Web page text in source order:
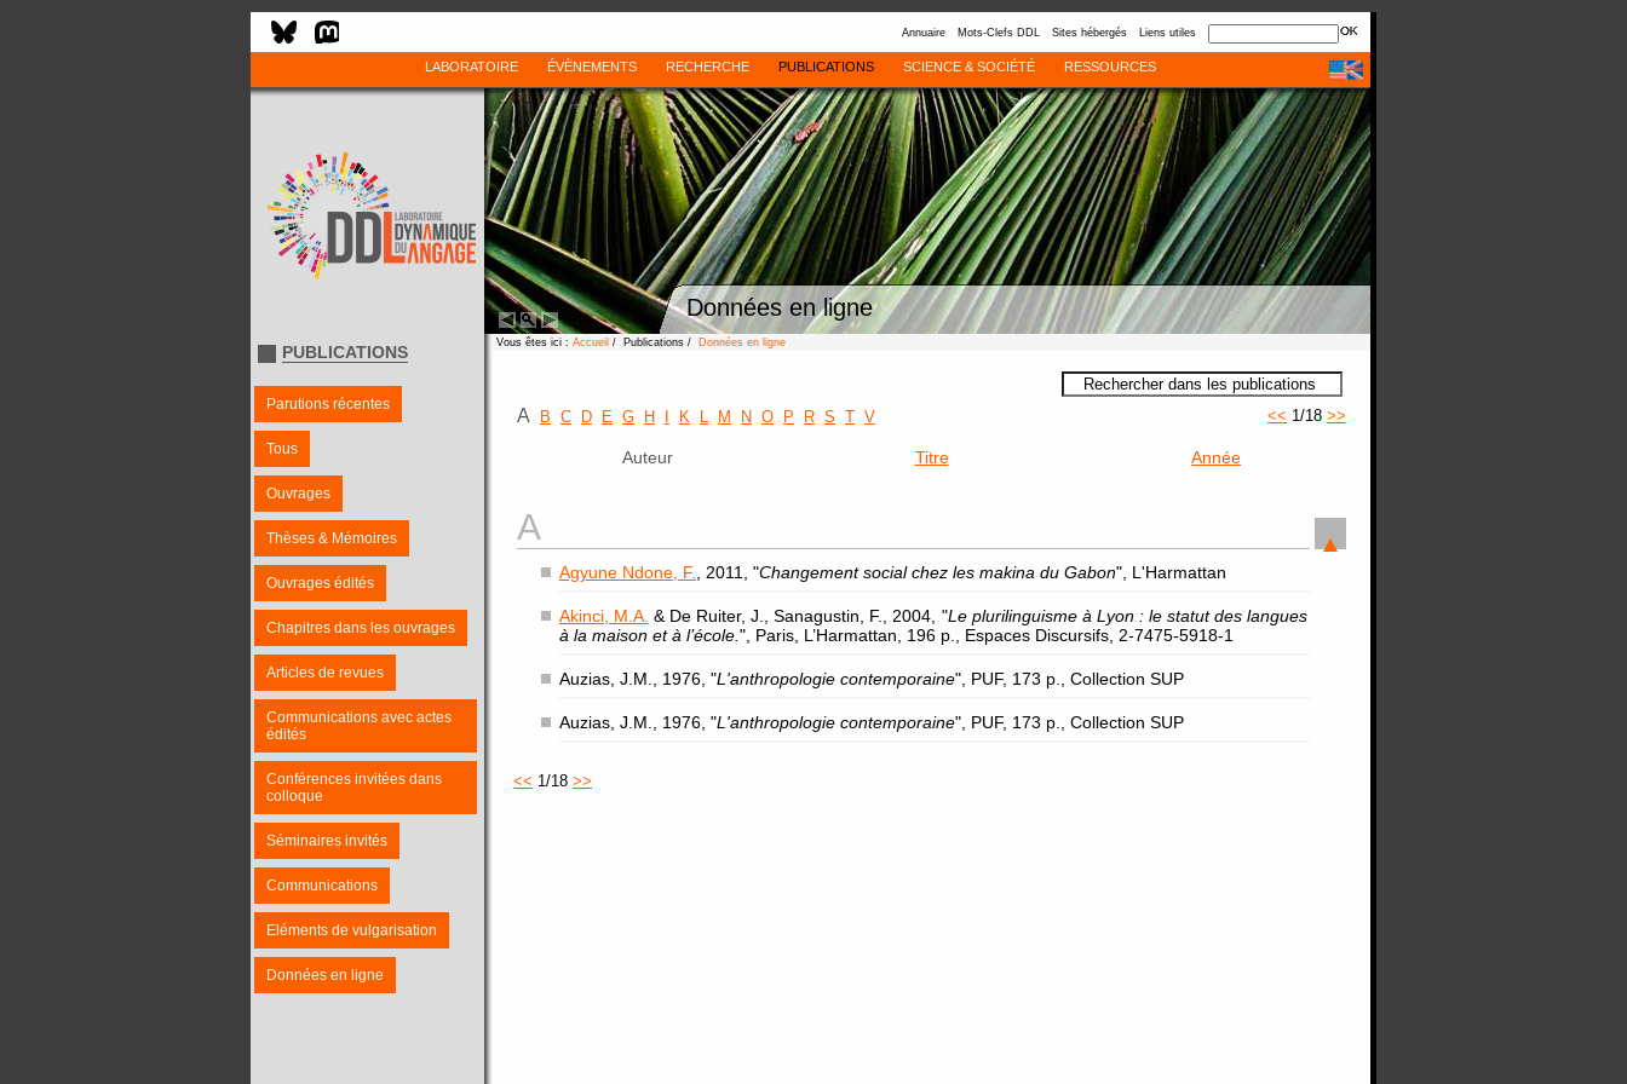
Annuaire Mots-Clefs DDL Sites hébergés Liens utiles
LABORATOIRE ÉVÈNEMENTS RECHERCHE PUBLICATIONS SCIENCE & SOCIÉTÉ RESSOURCES
Données en ligne
PUBLICATIONS
Parutions récentes
Tous
Ouvrages
Thèses & Mémoires
Ouvrages édités
Chapitres dans les ouvrages
Articles de revues
Communications avec actes
édités
Conférences invitées dans
colloque
Séminaires invités
Communications
Eléments de vulgarisation
Données en ligne
Vous êtes ici : Accueil / Publications / Données en ligne
A B C D E G H K L M N O P R S T V << 1/18 >>
Auteur Titre Année
A
Agyune Ndone, F. , 2011, "Changement social chez les makina du Gabon", L'Harmattan
Akinci, M.A. & De Ruiter, J., Sanagustin, F., 2004, "Le plurilinguisme à Lyon : le statut des langues
à la maison et à l’école. ", Paris, L’Harmattan, 196 p., Espaces Discursifs, 2-7475-5918-1
Auzias, J.M., 1976, "L'anthropologie contemporaine", PUF, 173 p., Collection SUP
Auzias, J.M., 1976, "L'anthropologie contemporaine", PUF, 173 p., Collection SUP
<< 1/18 >>